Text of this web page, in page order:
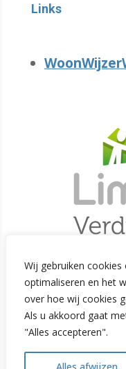
Wij gebruiken
optimaliseren en het
over hoe wij cookies
Als u akkoord gaat
"Alles accepteren".
Links
Initiatiefnemers